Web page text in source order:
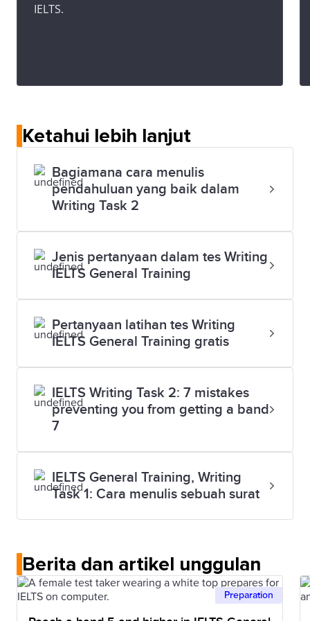
IELTS.
Ketahui lebih lanjut
Bagiamana cara menulis
pendahuluan yang baik dalam
Writing Task 2
Jenis pertanyaan dalam tes Writing
IELTS General Training
Pertanyaan latihan tes Writing
IELTS General Training gratis
IELTS Writing Task 2: 7 mistakes
preventing you from getting a band
7
IELTS General Training, Writing
Task 1: Cara menulis sebuah surat
Berita dan artikel unggulan
Preparation